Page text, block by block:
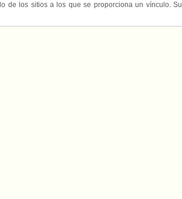
de los sitios a los que se proporciona un vínculo. Su